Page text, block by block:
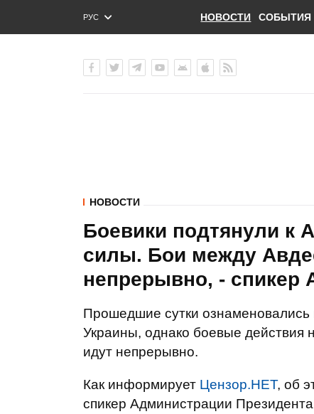
РУС
ENG
НОВОСТИ СОБЫТИЯ
НОВОСТИ
Боевики подтянули к
силы. Бои между
непрерывно, - спикер
Прошедшие сутки ознаменовались
Украины, однако боевые действия
идут непрерывно.
Как информирует Цензор.НЕТ, об
спикер Администрации